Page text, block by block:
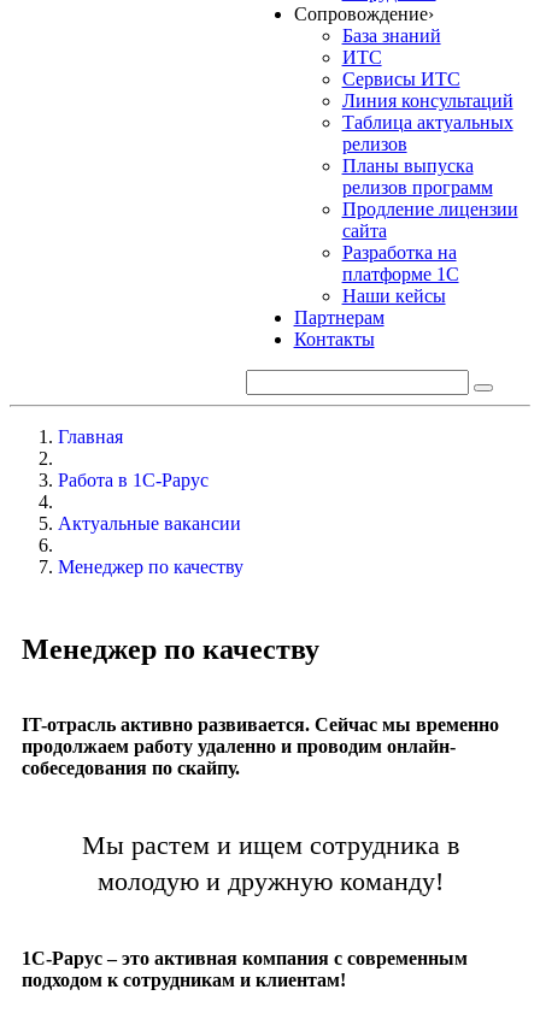
Сопровождение›
База знаний
ИТС
Сервисы ИТС
Линия консультаций
Таблица актуальных
релизов
Планы выпуска
релизов программ
Продление лицензии
сайта
Разработка на
платформе 1С
Наши кейсы
Партнерам
Контакты
Главная
Работа в 1С-Рарус
Актуальные вакансии
Менеджер по качеству
Менеджер по качеству
IT-отрасль активно развивается. Сейчас мы временно
продолжаем работу удаленно и проводим онлайн-
собеседования по скайпу.
Мы растем и ищем сотрудника в
молодую и дружную команду!
1С-Рарус – это активная компания с современным
подходом к сотрудникам и клиентам!